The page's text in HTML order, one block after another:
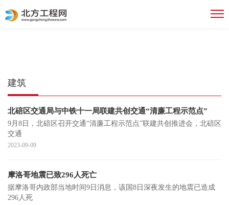
建筑
北碚区交通局与中铁十一局联建共创交通“清廉工程示范点”
9月8日，北碚区召开交通“清廉工程示范点”联建共创推进会，北碚区
交通
2023-09-09
摩洛哥地震已致296人死亡
据摩洛哥内政部当地时间9日消息，该国8日深夜发生的地震已造成
296人死